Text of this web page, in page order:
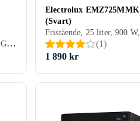
Fristående, 21 liter, 800 W, Grillfunktion
Electrolux EMZ725MMK
(Svart)
(1)
1 890 kr